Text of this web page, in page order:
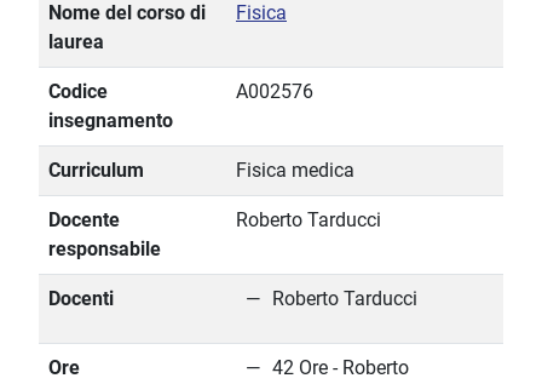
Nome del corso di
laurea
Fisica
Codice
insegnamento
A002576
Curriculum Fisica medica
Docente
responsabile
Roberto Tarducci
Docenti Roberto Tarducci
Ore
42 Ore - Roberto